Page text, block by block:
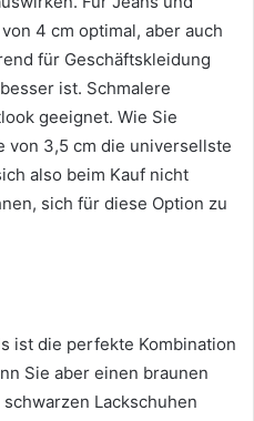
4 cm optimal, aber auch
für Geschäftskleidung
ist. Schmalere
geeignet. Wie Sie
von 3,5 cm die universellste
also beim Kauf nicht
sich für diese Option zu
ist die perfekte Kombination
Sie aber einen braunen
Lackschuhen